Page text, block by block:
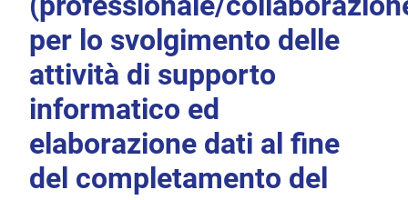
per lo svolgimento delle
attività di supporto
informatico ed
elaborazione dati al fine
del completamento del